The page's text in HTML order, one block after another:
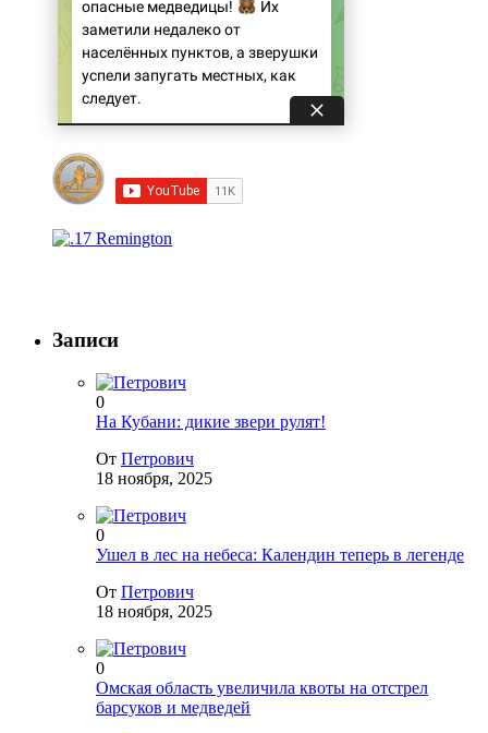
Записи
0
На Кубани: дикие звери рулят!
От Петрович
18 ноября, 2025
0
Ушел в лес на небеса: Календин теперь в легенде
От Петрович
18 ноября, 2025
0
Омская область увеличила квоты на отстрел
барсуков и медведей